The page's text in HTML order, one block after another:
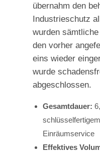
übernahm den
Industrieschutz
wurden
den vorher
eins wieder
wurde
abgeschlossen.
Gesamtdauer:
Einräumservice
Effektives